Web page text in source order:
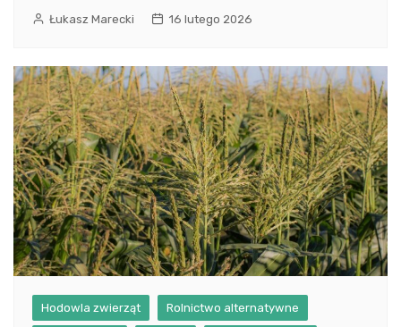
Łukasz Marecki 16 lutego 2026
Hodowla zwierząt Rolnictwo alternatywne